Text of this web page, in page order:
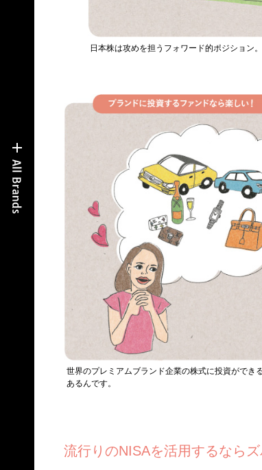
日本株は攻めを担うフォワード的ポジション
世界のプレミアムブランド企業の株式に投資ができ
あるんです。
流行りのNISAを活用するならズ